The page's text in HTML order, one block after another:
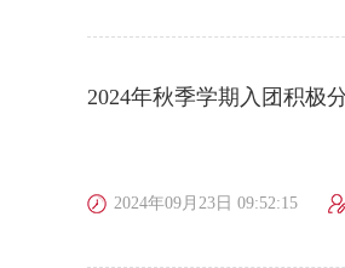
2024年秋季学期入团积极
2024年09月23日 09:52:15